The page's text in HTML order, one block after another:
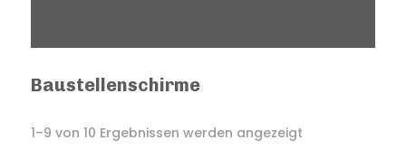
Baustellenschirme
1–9 von 10 Ergebnissen werden angezeigt